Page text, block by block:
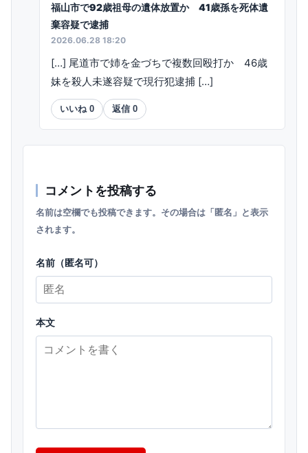
福山市で92歳祖母の遺体放置か 41歳孫を死体遺
棄容疑で逮捕
2026.06.28 18:20
[…] 尾道市で姉を金づちで複数回殴打か 46歳
妹を殺人未遂容疑で現行犯逮捕 […]
いいね 0 返信 0
コメントを投稿する
名前は空欄でも投稿できます。その場合は「匿名」と表示
されます。
名前（匿名可）
本文